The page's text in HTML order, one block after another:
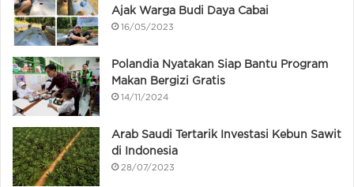
Ajak Warga Budi Daya Cabai
16/05/2023
Polandia Nyatakan Siap Bantu Program
Makan Bergizi Gratis
14/11/2024
Arab Saudi Tertarik Investasi Kebun Sawit
di Indonesia
28/07/2023